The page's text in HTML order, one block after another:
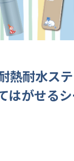
熱耐水ス
はがせる